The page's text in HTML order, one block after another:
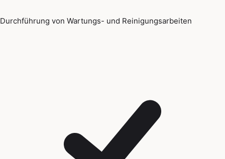
Durchführung von Wartungs- und Reinigungsarbeiten